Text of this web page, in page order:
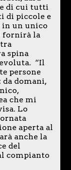
di cui tutti
di piccole e
in un unico
fornirà la
spina
“Il
persone
da domani,
che mi
Lo
aperta al
anche la
del
compianto